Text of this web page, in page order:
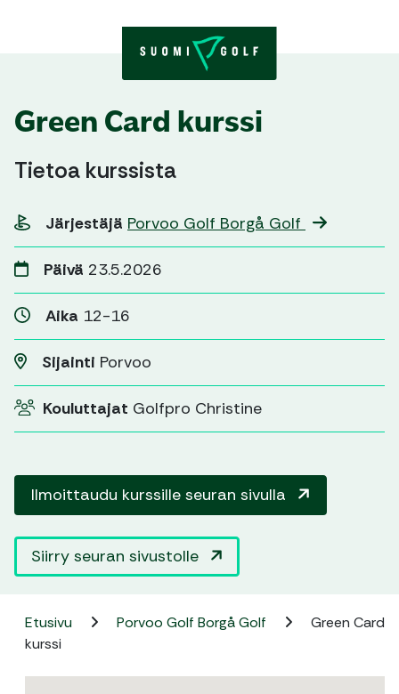
Green Card kurssi
Tietoa kurssista
Järjestäjä Porvoo Golf Borgå Golf
Päivä 23.5.2026
Aika 12-16
Sijainti Porvoo
Kouluttajat Golfpro Christine
Ilmoittaudu kurssille seuran sivulla
Siirry seuran sivustolle
Etusivu Porvoo Golf Borgå Golf
Green Card
kurssi